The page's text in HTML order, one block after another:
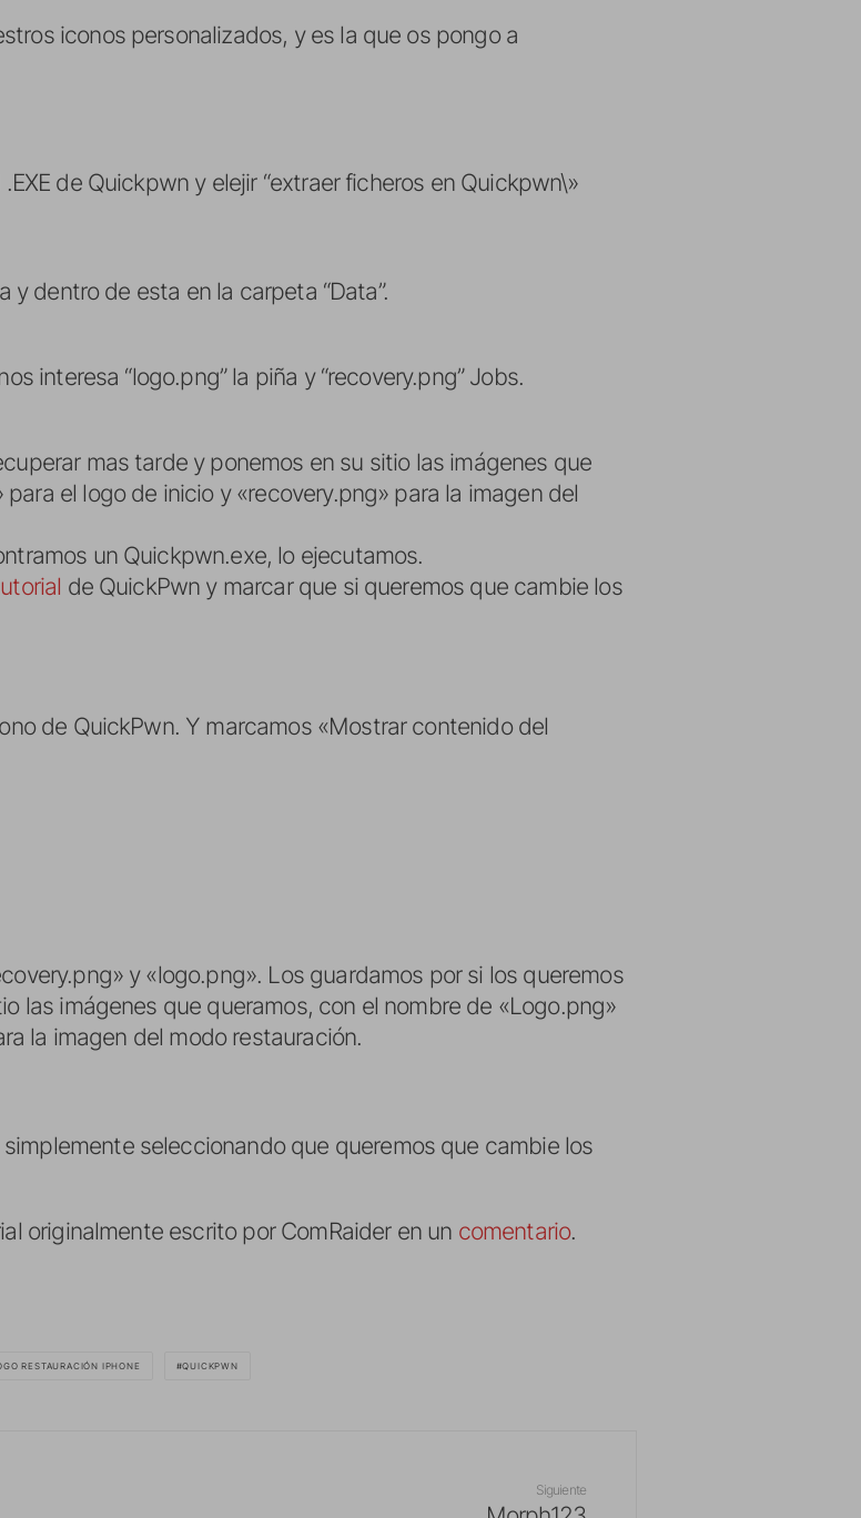
iconos personalizados, y es la que os pongo a
de Quickpwn y elejir “extraer ficheros en Quickpwn\»
dentro de esta en la carpeta “Data”.
interesa “logo.png” la piña y “recovery.png” Jobs.
mas tarde y ponemos en su sitio las imágenes que
el logo de inicio y «recovery.png» para la imagen del
un Quickpwn.exe, lo ejecutamos.
de QuickPwn y marcar que si queremos que cambie los
de QuickPwn. Y marcamos «Mostrar contenido del
y «logo.png». Los guardamos por si los queremos
las imágenes que queramos, con el nombre de «Logo.png»
la imagen del modo restauración.
seleccionando que queremos que cambie los
originalmente escrito por ComRaider en un comentario.
RESTAURACIÓN IPHONE QUICKPWN
Siguiente